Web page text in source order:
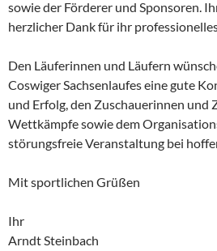
sowie der Förderer und Sponsoren.
herzlicher Dank für ihr
Den Läuferinnen und Läufern
Coswiger Sachsenlaufes eine gute
und Erfolg, den Zuschauerinnen und
Wettkämpfe sowie dem
störungsfreie Veranstaltung bei
Mit sportlichen Grüßen
Ihr
Arndt Steinbach